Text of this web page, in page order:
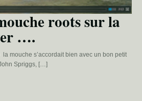
roots sur la
….
mouche s’accordait bien avec un bon petit
Spriggs, […]